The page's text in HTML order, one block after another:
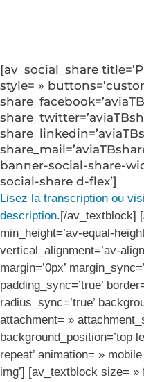
[av_social_share
style= »
banner-social-share-
social-share d-flex’]
Lisez la transcription ou
description.[/av_textblock]
min_height=’av-equal-
vertical_alignment=’av-
margin=’0px’
padding_sync=’true’
radius_sync=’true’
attachment= »
background_position=’top
repeat’ animation= »
img’] [av_textblock size=